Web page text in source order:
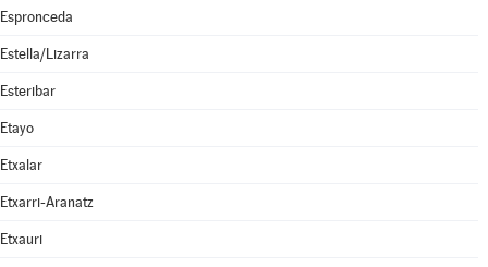
Espronceda
Estella/Lizarra
Esteribar
Etayo
Etxalar
Etxarri-Aranatz
Etxauri